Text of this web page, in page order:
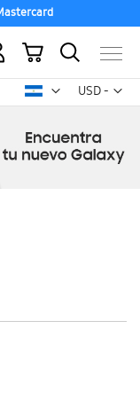
USD -
dólar
Mi carrito